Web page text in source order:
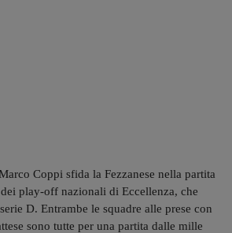
Coppi sfida la Fezzanese nella partita
play-off nazionali di Eccellenza, che
D. Entrambe le squadre alle prese con
sono tutte per una partita dalle mille